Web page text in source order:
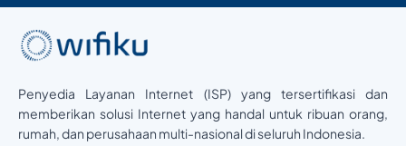
Penyedia Layanan Internet (ISP) yang tersertifikasi dan
memberikan solusi Internet yang handal untuk ribuan orang,
rumah, dan perusahaan multi-nasional di seluruh Indonesia.